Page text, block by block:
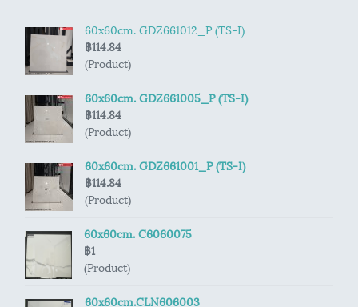
60x60cm. GDZ661012_P (TS-I)
฿114.84
(Product)
60x60cm. GDZ661005_P (TS-I)
฿114.84
(Product)
60x60cm. GDZ661001_P (TS-I)
฿114.84
(Product)
60x60cm. C6060075
฿1
(Product)
60x60cm.CLN606003